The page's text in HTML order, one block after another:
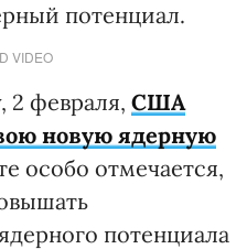
потенциал.
VIDEO
2 февраля, США
новую ядерную
особо отмечается,
потенциала